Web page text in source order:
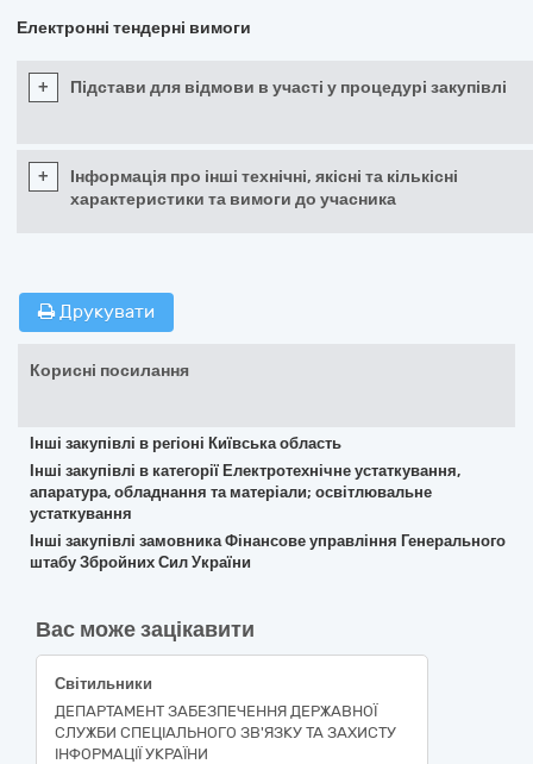
Електронні тендерні вимоги
+ Підстави для відмови в участі у процедурі закупівлі
+
Інформація про інші технічні, якісні та кількісні
характеристики та вимоги до учасника
Друкувати
Корисні посилання
Інші закупівлі в регіоні Київська область
Інші закупівлі в категорії Електротехнічне устаткування,
апаратура, обладнання та матеріали; освітлювальне
устаткування
Інші закупівлі замовника Фінансове управління Генерального
штабу Збройних Сил України
Вас може зацікавити
Світильники
ДЕПАРТАМЕНТ ЗАБЕЗПЕЧЕННЯ ДЕРЖАВНОЇ
СЛУЖБИ СПЕЦІАЛЬНОГО ЗВ'ЯЗКУ ТА ЗАХИСТУ
ІНФОРМАЦІЇ УКРАЇНИ